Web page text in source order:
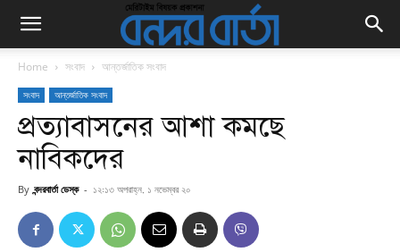
Home সংবাদ আন্তর্জাতিক সংবাদ
সংবাদ আন্তর্জাতিক সংবাদ
প্রত্যাবাসনের আশা কমছে
নাবিকদের
By বন্দরবার্তা ডেস্ক - ১২:১৩ অপরাহ্ন, ১ নভেম্বর ২০